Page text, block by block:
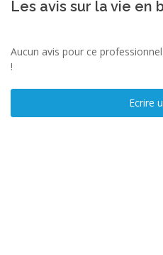
Les avis sur la vie en
Aucun avis pour ce
!
Ecrire